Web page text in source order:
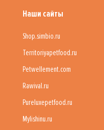
Наши сайты
Shop.simbio.ru
Territoriyapetfood.ru
Petwellement.com
Rawival.ru
Pureluxepetfood.ru
Mylishinu.ru